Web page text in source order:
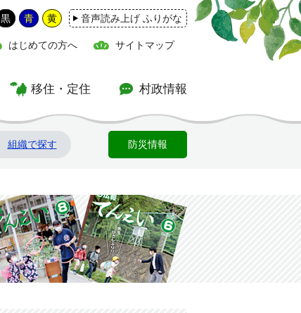
黒 青 黄 音声読み上げ ふりがな
はじめての方へ サイトマップ
移住・定住 村政情報
組織で探す 防災情報